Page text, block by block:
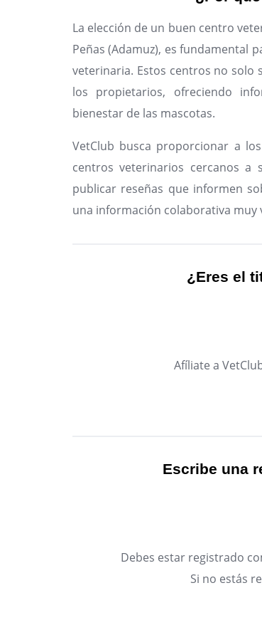
La elección de un buen centro
Peñas (Adamuz), es fundamental
veterinaria. Estos centros no solo
los propietarios, ofreciendo
bienestar de las mascotas.
VetClub busca proporcionar a
centros veterinarios cercanos
publicar reseñas que informen
una información colaborativa muy
¿Eres el
Afíliate a
Escribe una
Debes estar registrado
Si no estás